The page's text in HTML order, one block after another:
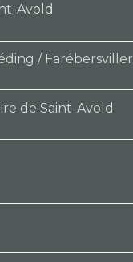
Avold
/ Farébersviller
de Saint-Avold